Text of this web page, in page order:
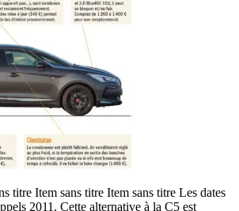
titre Item sans titre Item sans titre Les dates
2011. Cette alternative à la C5 est